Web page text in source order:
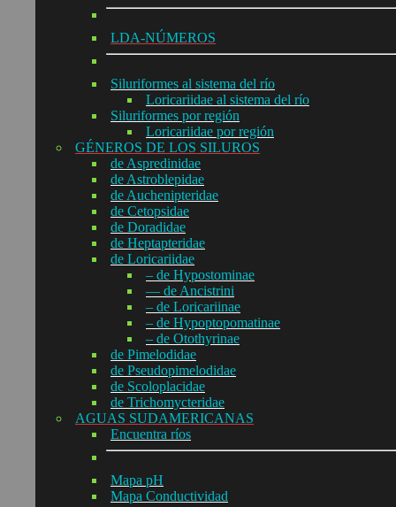
LDA-NÚMEROS
Siluriformes al sistema del río
Loricariidae al sistema del río
Siluriformes por región
Loricariidae por región
GÉNEROS DE LOS SILUROS
de Aspredinidae
de Astroblepidae
de Auchenipteridae
de Cetopsidae
de Doradidae
de Heptapteridae
de Loricariidae
– de Hypostominae
— de Ancistrini
– de Loricariinae
– de Hypoptopomatinae
– de Otothyrinae
de Pimelodidae
de Pseudopimelodidae
de Scoloplacidae
de Trichomycteridae
AGUAS SUDAMERICANAS
Encuentra ríos
Mapa pH
Mapa Conductividad